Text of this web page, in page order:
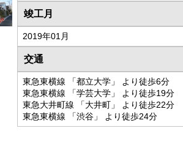
竣工月
2019年01月
交通
東急東横線 「都立大学」 より徒歩6分
東急東横線 「学芸大学」 より徒歩19分
東急大井町線 「大井町」 より徒歩22分
東急東横線 「渋谷」 より徒歩24分